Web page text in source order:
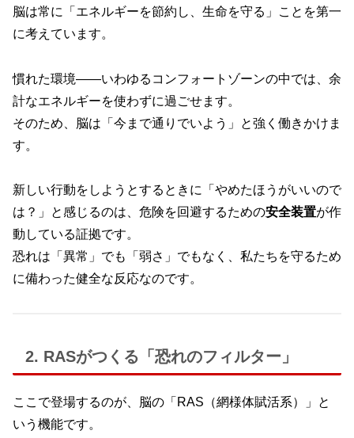
脳は常に「エネルギーを節約し、生命を守る」ことを第一
に考えています。
慣れた環境――いわゆるコンフォートゾーンの中では、余
計なエネルギーを使わずに過ごせます。
そのため、脳は「今まで通りでいよう」と強く働きかけま
す。
新しい行動をしようとするときに「やめたほうがいいので
は？」と感じるのは、危険を回避するための安全装置が作
動している証拠です。
恐れは「異常」でも「弱さ」でもなく、私たちを守るため
に備わった健全な反応なのです。
2. RASがつくる「恐れのフィルター」
ここで登場するのが、脳の「RAS（網様体賦活系）」と
いう機能です。